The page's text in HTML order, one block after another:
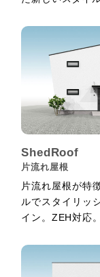
ShedRoof
片流れ屋根
片流れ屋根が特
ルでスタイリッ
イン。ZEH対応。